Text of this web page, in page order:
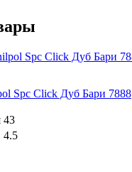
Spc Click Дуб Бари 7888
43
4.5